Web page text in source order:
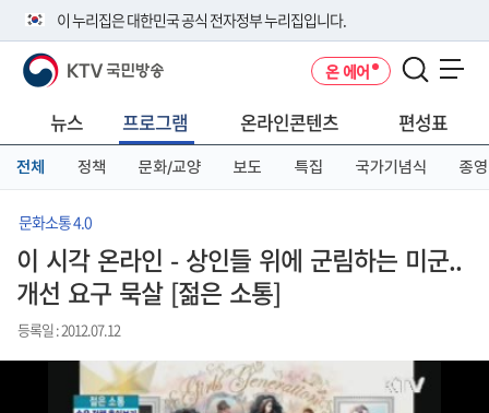
이 누리집은 대한민국 공식 전자정부 누리집입니다.
공식 누리집 주소 확인하기
니다.
이밖에 or.kr 또는 .kr등 다른 도메인 주소를 사용하고 있다면 아래 URL에
서 도메인 주소를 확인해 보세요
KTV 국민방송 온 에어
뉴스 프로그램 온라인콘텐츠 편성표
전체 정책 문화/교양 보도 특집 국가기념식 종영
문화소통 4.0
이 시각 온라인 - 상인들 위에 군림하는 미군..
개선 요구 묵살 [젊은 소통]
등록일 : 2012.07.12